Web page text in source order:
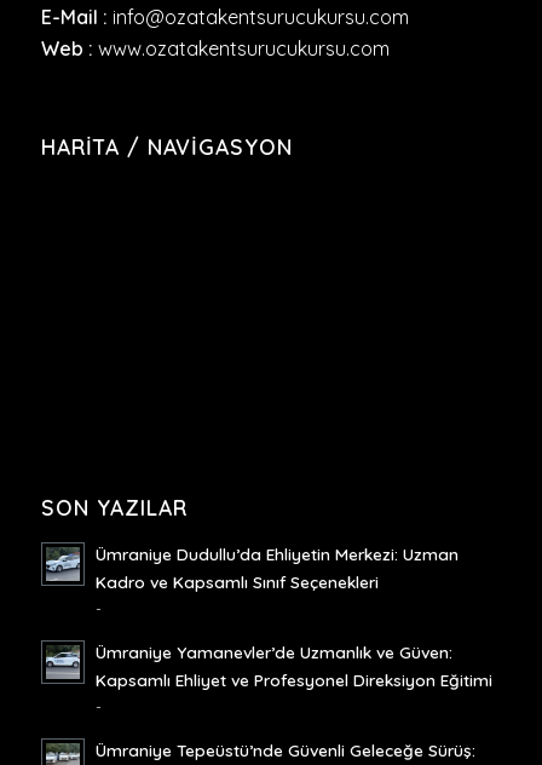
E-Mail : info@ozatakentsurucukursu.com
Web : www.ozatakentsurucukursu.com
HARITA / NAVIGASYON
SON YAZILAR
Ümraniye Dudullu’da Ehliyetin Merkezi: Uzman
Kadro ve Kapsamlı Sınıf Seçenekleri
-
Ümraniye Yamanevler’de Uzmanlık ve Güven:
Kapsamlı Ehliyet ve Profesyonel Direksiyon Eğitimi
-
Ümraniye Tepeüstü’nde Güvenli Geleceğe Sürüş: